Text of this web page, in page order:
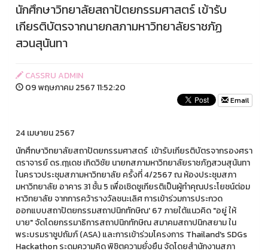
นักศึกษาวิทยาลัยสถาปัตยกรรมศาสตร์ เข้ารับ
เกียรติบัตรจากนายกสภามหาวิทยาลัยราชภัฏ
สวนสุนันทา
CASSRU ADMIN
09 พฤษภาคม 2567 11:52:20
Email
24 เมษายน 2567
นักศึกษาวิทยาลัยสถาปัตยกรรมศาสตร์ เข้ารับเกียรติบัตรจากรองศรา
ตราจารย์ ดร.ฤๅเดช เกิดวิชัย นายกสภามหาวิทยาลัยราชภัฏสวนสุนันทา
ในคราวประชุมสภามหาวิทยาลัย ครั้งที่ 4/2567 ณ ห้องประชุมสภา
มหาวิทยาลัย อาคาร 31 ชั้น 5 เพื่อเชิดชูเกียรติเป็นผู้ทำคุณประโยชน์ต่อม
หาวิทยาลัย จากการคว้ารางวัลชนะเลิศ การเข้าร่วมการประกวด
ออกแบบสถาปัตยกรรมสถาปนิกทักษิณ' 67 ภายใต้แนวคิด "อยู่ ให้
บาย" จัดโดยกรรมาธิการสถาปนิกทักษิณ สมาคมสถาปนิกสยาม ใน
พระบรมราชูปถัมภ์ (ASA) และการเข้าร่วมโครงการ Thailand's SDGs
Hackathon ระดมความคิด พิชิตความยั่งยืน จัดโดยสำนักงานสภา